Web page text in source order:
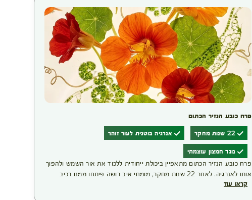
פרח כובע הנזיר הכתום
22 שנות מחקר אנרגיה בוטנית לעור זוהר
נוגד חמצון עוצמתי
פרח כובע הנזיר הכתום מתאפיין ביכולת ייחודית ללכוד את אור השמש ולהפוך
אותו לאנרגיה. לאחר 22 שנות מחקר, מומחי איב רושה פיתחו ממנו רכיב
פעיל המופק מהצמח, המסייע לעורר את אנרגיית תאי העור ולהעניק לעור
קראו עוד